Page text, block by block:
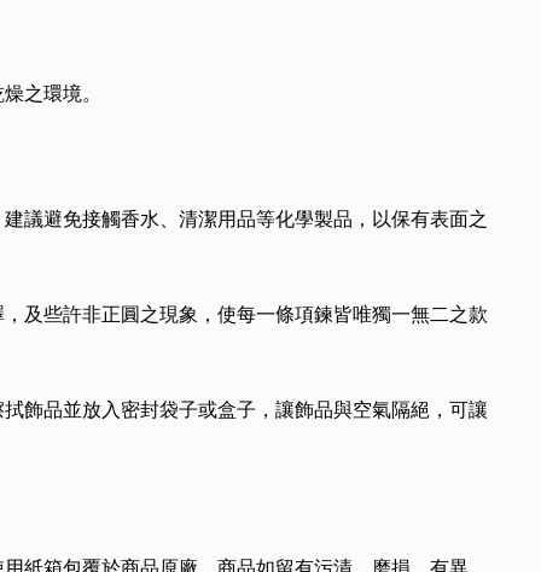
之環境。
議避免接觸香水、清潔用品等化學製品，以保有表面之
及些許非正圓之現象，使每一條項鍊皆唯獨一無二之款
飾品並放入密封袋子或盒子，讓飾品與空氣隔絕，可讓